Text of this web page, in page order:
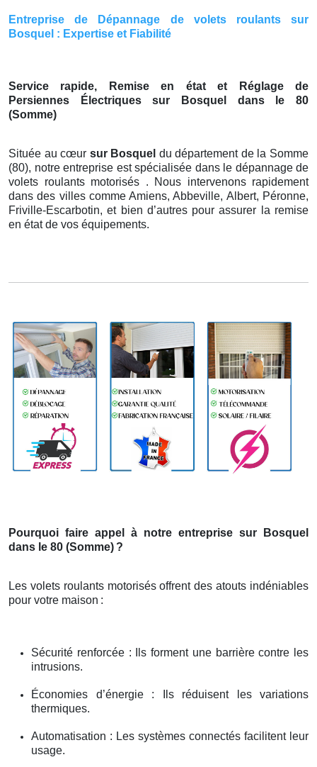
Entreprise de Dépannage de volets roulants sur
Bosquel : Expertise et Fiabilité
Service rapide, Remise en état et Réglage de
Persiennes Électriques sur Bosquel dans le 80
(Somme)
Située au cœur sur Bosquel du département de la Somme
(80), notre entreprise est spécialisée dans le dépannage de
volets roulants motorisés . Nous intervenons rapidement
dans des villes comme Amiens, Abbeville, Albert, Péronne,
Friville-Escarbotin, et bien d’autres pour assurer la remise
en état de vos équipements.
Pourquoi faire appel à notre entreprise sur Bosquel
dans le 80 (Somme) ?
Les volets roulants motorisés offrent des atouts indéniables
pour votre maison :
Sécurité renforcée : Ils forment une barrière contre les
intrusions.
Économies d’énergie : Ils réduisent les variations
thermiques.
Automatisation : Les systèmes connectés facilitent leur
usage.